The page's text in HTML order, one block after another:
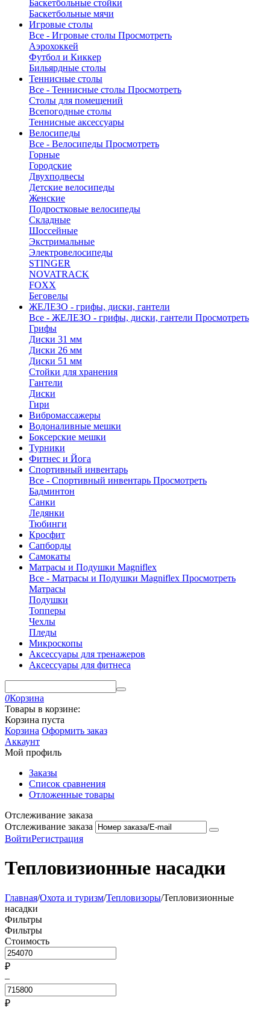
Баскетбольные стойки
Баскетбольные мячи
Игровые столы
Все - Игровые столы Просмотреть
Аэрохоккей
Футбол и Киккер
Бильярдные столы
Теннисные столы
Все - Теннисные столы Просмотреть
Столы для помещений
Всепогодные столы
Теннисные аксессуары
Велосипеды
Все - Велосипеды Просмотреть
Горные
Городские
Двухподвесы
Детские велосипеды
Женские
Подростковые велосипеды
Складные
Шоссейные
Экстримальные
Электровелосипеды
STINGER
NOVATRACK
FOXX
Беговелы
ЖЕЛЕЗО - грифы, диски, гантели
Все - ЖЕЛЕЗО - грифы, диски, гантели Просмотреть
Грифы
Диски 31 мм
Диски 26 мм
Диски 51 мм
Стойки для хранения
Гантели
Диски
Гири
Вибромассажеры
Водоналивные мешки
Боксерские мешки
Турники
Фитнес и Йога
Спортивный инвентарь
Все - Спортивный инвентарь Просмотреть
Бадминтон
Санки
Ледянки
Тюбинги
Кросфит
Сапборды
Самокаты
Матрасы и Подушки Magniflex
Все - Матрасы и Подушки Magniflex Просмотреть
Матрасы
Подушки
Топперы
Чехлы
Пледы
Микроскопы
Аксессуары для тренажеров
Аксессуары для фитнеса
0Корзина
Товары в корзине:
Корзина пуста
Корзина Оформить заказ
Аккаунт
Мой профиль
Заказы
Список сравнения
Отложенные товары
Отслеживание заказа
Отслеживание заказа
ВойтиРегистрация
Тепловизионные насадки
Главная/Охота и туризм/Тепловизоры/Тепловизионные
насадки
Фильтры
Фильтры
Стоимость
₽
–
₽